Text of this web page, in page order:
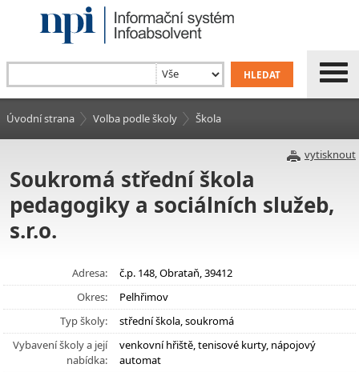
Úvodní strana Volba podle školy Škola
vytisknout
Soukromá střední škola
pedagogiky a sociálních služeb,
s.r.o.
Adresa:
č.p. 148, Obrataň, 39412
Okres:
Pelhřimov
Typ školy:
střední škola, soukromá
Vybavení školy a její
nabídka:
venkovní hřiště, tenisové kurty, nápojový
automat